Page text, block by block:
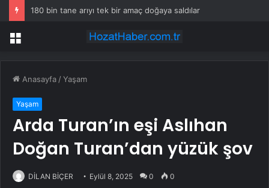
180 bin tane arıyı tek bir amaç doğaya saldılar
Menü
Anasayfa /Yaşam
Yaşam
Arda Turan’ın eşi Aslıhan
Doğan Turan’dan yüzük şov
DİLAN BİÇER Eylül 8, 2025 0 0